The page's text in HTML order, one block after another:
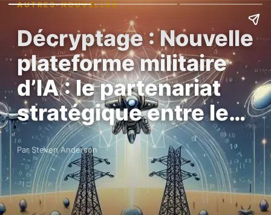
AUTRES-NOUVELLES
Décryptage : Nouvelle
plateforme militaire
d’IA : le partenariat
stratégique entre le…
Par Steven Anderson